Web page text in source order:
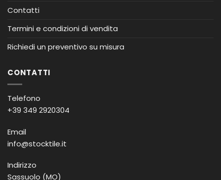
Contatti
Termini e condizioni di vendita
Richiedi un preventivo su misura
CONTATTI
Telefono
+39 349 2920304
Email
info@stocktile.it
Indirizzo
Sassuolo (MO)